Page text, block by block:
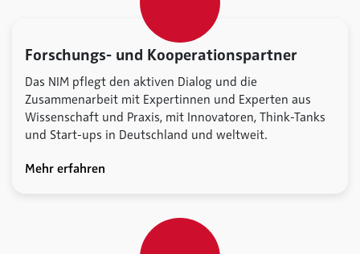
Forschungs- und Kooperationspartner
Das NIM pflegt den aktiven Dialog und die
Zusammenarbeit mit Expertinnen und Experten aus
Wissenschaft und Praxis, mit Innovatoren, Think-Tanks
und Start-ups in Deutschland und weltweit.
Mehr erfahren